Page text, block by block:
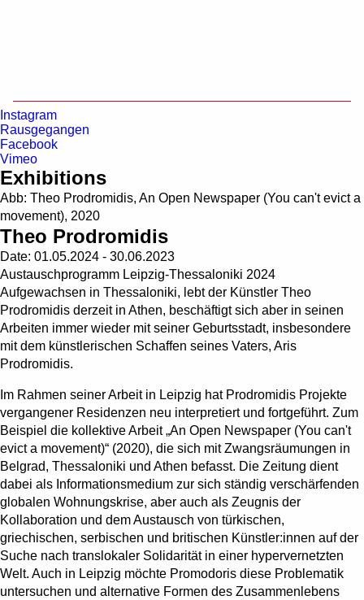
Instagram
Rausgegangen
Facebook
Vimeo
Exhibitions
Abb: Theo Prodromidis, An Open Newspaper (You can't evict a
movement), 2020
Theo Prodromidis
Date: 01.05.2024 - 30.06.2023
Austauschprogramm Leipzig-Thessaloniki 2024
Aufgewachsen in Thessaloniki, lebt der Künstler Theo
Prodromidis derzeit in Athen, beschäftigt sich aber in seinen
Arbeiten immer wieder mit seiner Geburtsstadt, insbesondere
mit dem künstlerischen Schaffen seines Vaters, Aris
Prodromidis.
Im Rahmen seiner Arbeit in Leipzig hat Prodromidis Projekte
vergangener Residenzen neu interpretiert und fortgeführt. Zum
Beispiel die kollektive Arbeit „An Open Newspaper (You can't
evict a movement)“ (2020), die sich mit Zwangsräumungen in
Belgrad, Thessaloniki und Athen befasst. Die Zeitung dient
dabei als Informationsmedium zur sich ständig verschärfenden
globalen Wohnungskrise, aber auch als Zeugnis der
Kollaboration und dem Austausch von türkischen,
griechischen, serbischen und britischen Künstler:innen auf der
Suche nach translokaler Solidarität in einer hypervernetzten
Welt. Auch in Leipzig möchte Promodoris diese Problematik
untersuchen und alternative Formen des Zusammenlebens